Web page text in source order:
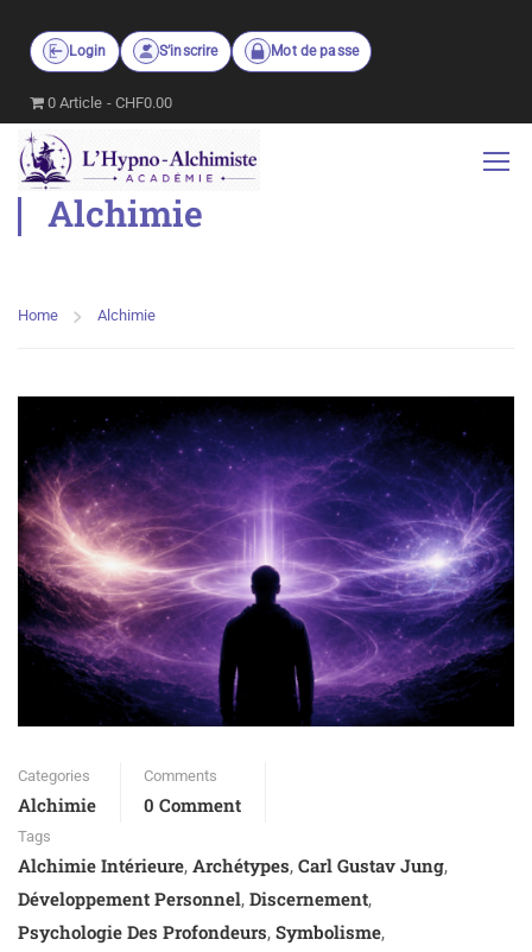
Login S’inscrire Mot de passe
0 Article CHF0.00
Alchimie
Home Alchimie
Categories
Alchimie
Comments
0 Comment
Tags
Alchimie Intérieure, Archétypes, Carl Gustav Jung,
Développement Personnel, Discernement,
Psychologie Des Profondeurs, Symbolisme,